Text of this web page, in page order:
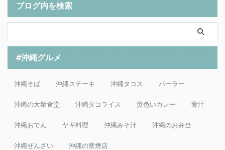
ブログ内を検索
#沖縄グルメ
沖縄そば 沖縄ステーキ 沖縄タコス パーラー
沖縄の大衆食堂 沖縄タコライス 黄色いカレー 骨汁
沖縄おでん ヤギ料理 沖縄みそ汁 沖縄のお弁当
沖縄ぜんざい 沖縄の禁煙店